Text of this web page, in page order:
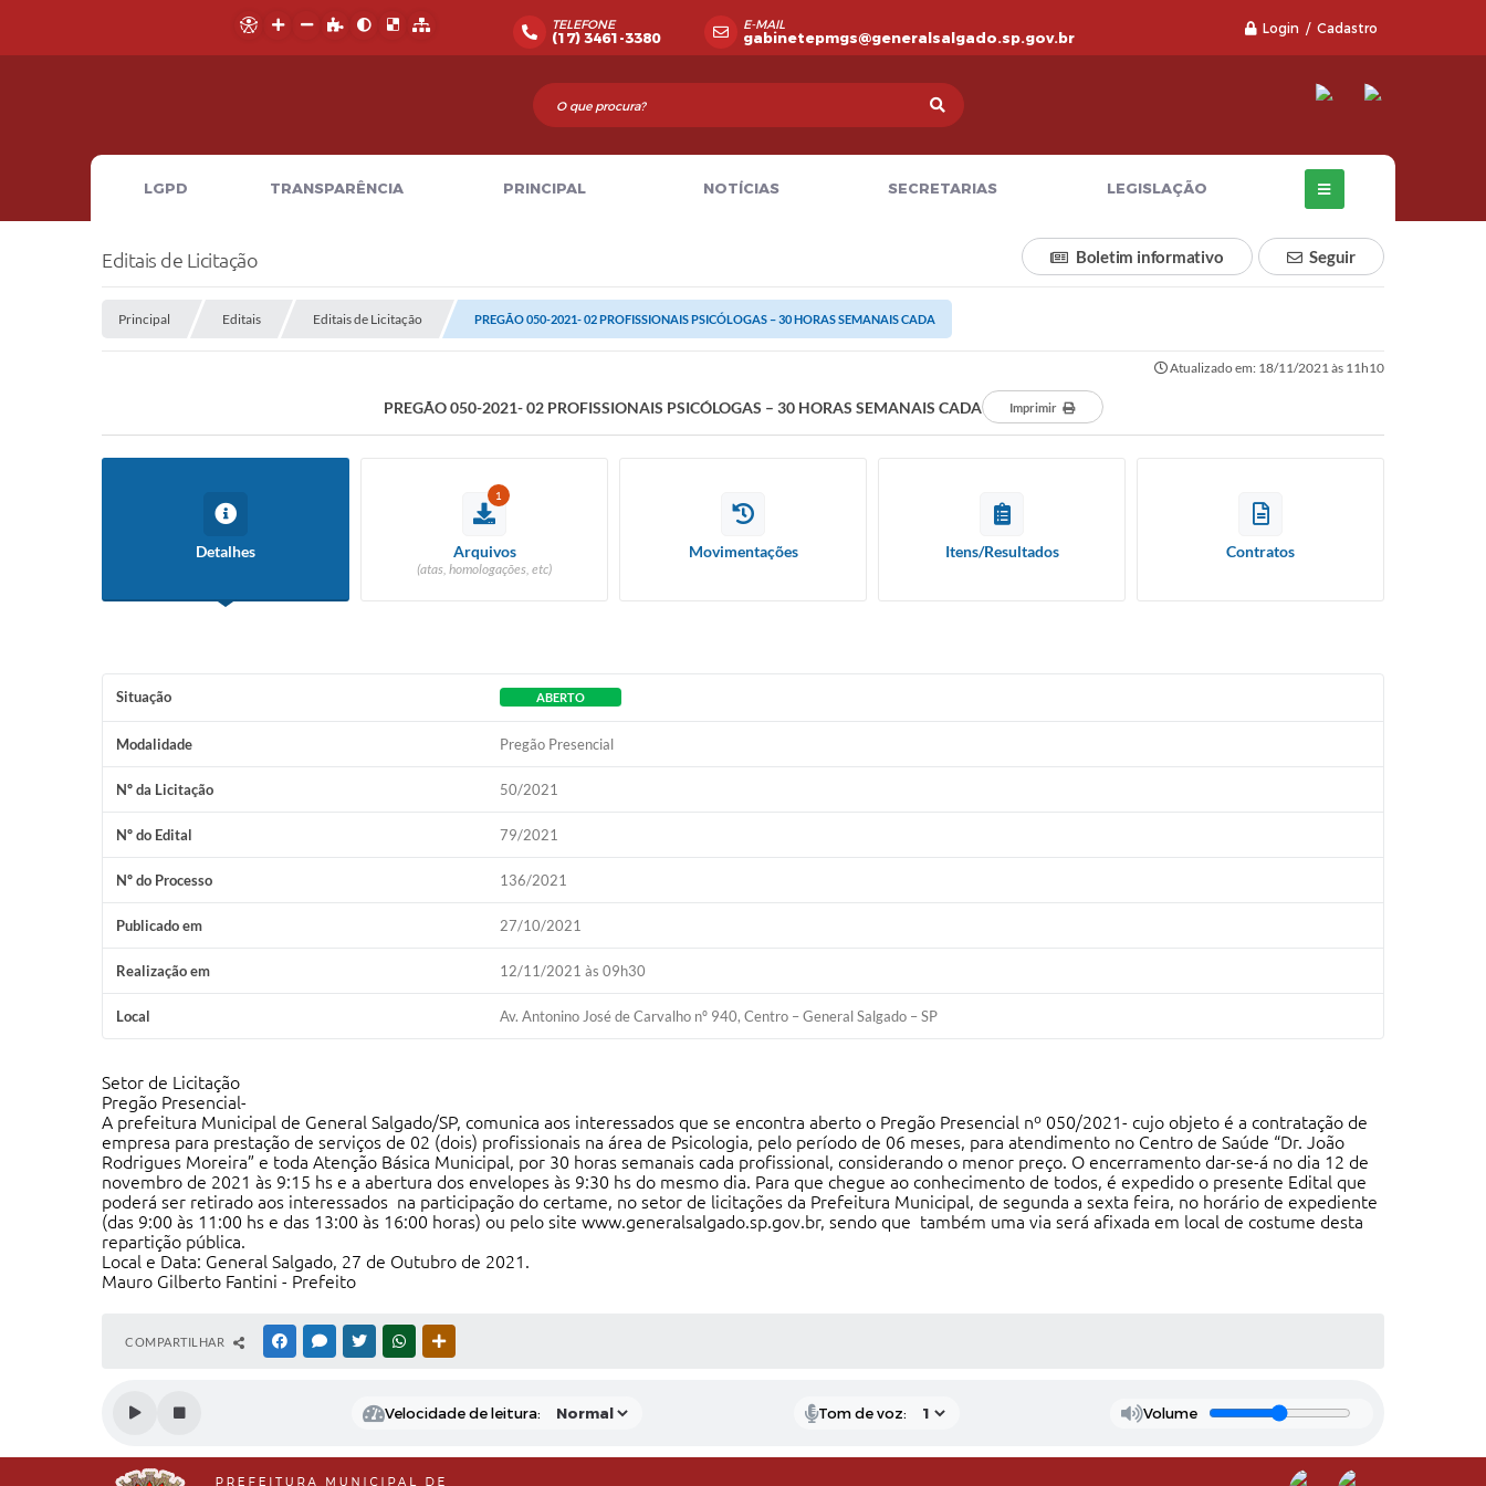
Login / Cadastro
TELEFONE
(17) 3461-3380
E-MAIL
gabinetepmgs@generalsalgado.sp.gov.br
LGPD TRANSPARÊNCIA PRINCIPAL NOTÍCIAS SECRETARIAS LEGISLAÇÃO
Editais de Licitação Seguir
Boletim informativo
Principal Editais Editais de Licitação PREGÃO 050-2021- 02 PROFISSIONAIS PSICÓLOGAS – 30 HORAS SEMANAIS CADA
Atualizado em: 18/11/2021 às 11h10
PREGÃO 050-2021- 02 PROFISSIONAIS PSICÓLOGAS – 30 HORAS SEMANAIS CADA Imprimir
Detalhes
1
Arquivos
(atas, homologações, etc)
Movimentações Itens/Resultados Contratos
Situação ABERTO
Modalidade Pregão Presencial
Nº da Licitação 50/2021
Nº do Edital 79/2021
Nº do Processo 136/2021
Publicado em 27/10/2021
Realização em 12/11/2021 às 09h30
Local Av. Antonino José de Carvalho nº 940, Centro – General Salgado – SP
Setor de Licitação
Pregão Presencial-
A prefeitura Municipal de General Salgado/SP, comunica aos interessados que se encontra aberto o Pregão Presencial nº 050/2021- cujo objeto é a contratação de
empresa para prestação de serviços de 02 (dois) profissionais na área de Psicologia, pelo período de 06 meses, para atendimento no Centro de Saúde “Dr. João
Rodrigues Moreira” e toda Atenção Básica Municipal, por 30 horas semanais cada profissional, considerando o menor preço. O encerramento dar-se-á no dia 12 de
novembro de 2021 às 9:15 hs e a abertura dos envelopes às 9:30 hs do mesmo dia. Para que chegue ao conhecimento de todos, é expedido o presente Edital que
poderá ser retirado aos interessados na participação do certame, no setor de licitações da Prefeitura Municipal, de segunda a sexta feira, no horário de expediente
(das 9:00 às 11:00 hs e das 13:00 às 16:00 horas) ou pelo site www.generalsalgado.sp.gov.br, sendo que também uma via será afixada em local de costume desta
repartição pública.
Local e Data: General Salgado, 27 de Outubro de 2021.
Mauro Gilberto Fantini - Prefeito
COMPARTILHAR FACEBOOKMESSENGER
TWITTERWHATSAPP
Velocidade de leitura: Tom de voz: Volume